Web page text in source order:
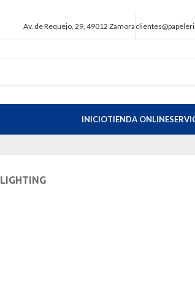
Av. de Requejo, 29, 49012 Zamora
INICIOTIENDA ONLINE
LIGHTING